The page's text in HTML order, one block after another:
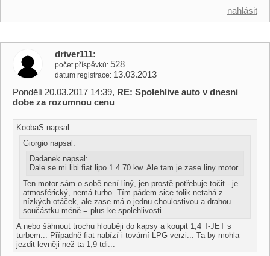
nahlásit
driver111
počet příspěvků 528
datum registrace 13.03.2013
Pondělí 20.03.2017 14:39, RE: Spolehlive auto v dnesni
dobe za rozumnou cenu
KoobaS napsal:
Giorgio napsal:
Dadanek napsal:
Dale se mi libi fiat lipo 1.4 70 kw. Ale tam je zase liny motor.
Ten motor sám o sobě není líný, jen prostě potřebuje točit - je
atmosférický, nemá turbo. Tím pádem sice tolik netahá z
nízkých otáček, ale zase má o jednu choulostivou a drahou
součástku méně = plus ke spolehlivosti.
A nebo šáhnout trochu hlouběji do kapsy a koupit 1,4 T-JET s
turbem... Případně fiat nabízí i tovární LPG verzi... Ta by mohla
jezdit levněji než ta 1,9 tdi...